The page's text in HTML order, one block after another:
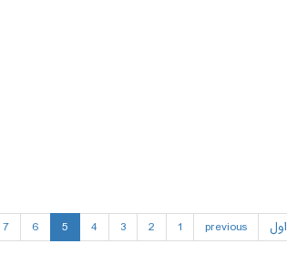
اول previous
1
2
3
4
5
6
7